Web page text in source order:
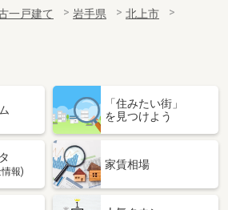
一戸建て 岩手県
北上市
「住みたい街」
を見つけよう
報)
家賃相場